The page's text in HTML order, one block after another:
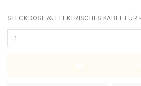
STECKDOSE & ELEKTRISCHES KABEL FÜR